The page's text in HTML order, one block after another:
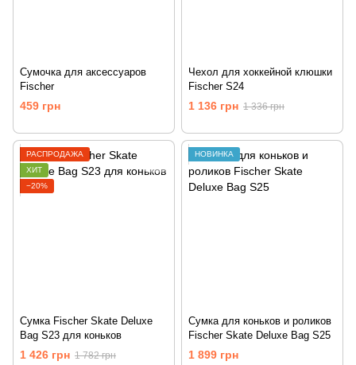
Сумочка для аксессуаров
Fischer
459 грн
Чехол для хоккейной клюшки
Fischer S24
1 136 грн 1 336 грн
РАСПРОДАЖА
ХИТ
−20%
Сумка Fischer Skate Deluxe
Bag S23 для коньков
1 426 грн 1 782 грн
НОВИНКА
Сумка для коньков и роликов
Fischer Skate Deluxe Bag S25
1 899 грн